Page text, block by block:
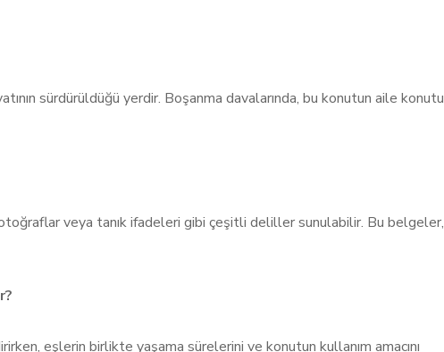
sürdürüldüğü yerdir. Boşanma davalarında, bu konutun aile konutu
veya tanık ifadeleri gibi çeşitli deliller sunulabilir. Bu belgeler,
eşlerin birlikte yaşama sürelerini ve konutun kullanım amacını